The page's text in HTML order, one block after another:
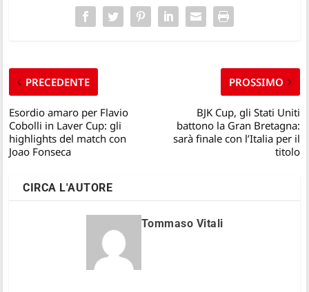
PRECEDENTE
Esordio amaro per Flavio
Cobolli in Laver Cup: gli
highlights del match con
Joao Fonseca
PROSSIMO
BJK Cup, gli Stati Uniti
battono la Gran Bretagna:
sarà finale con l’Italia per il
titolo
CIRCA L'AUTORE
Tommaso Vitali